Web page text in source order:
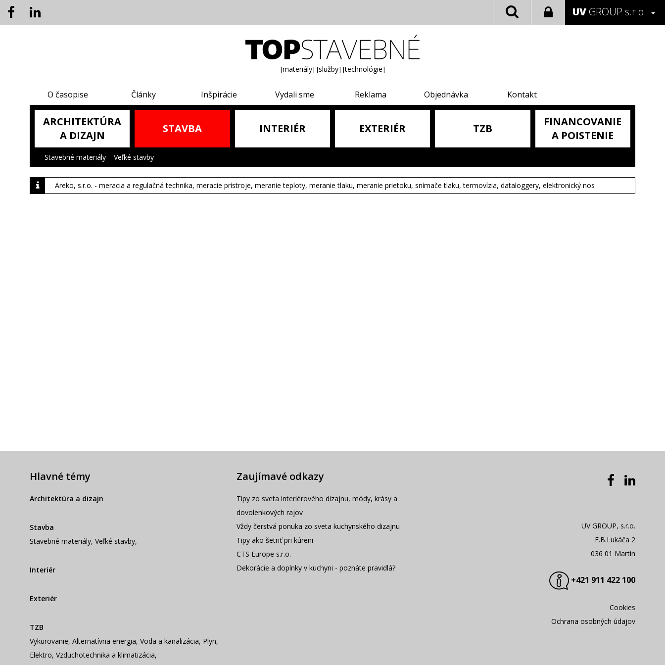
UV GROUP s.r.o.
[materiály] [služby] [technológie]
O časopise Články Inšpirácie Vydali sme Reklama Objednávka Kontakt
ARCHITEKTÚRA
A DIZAJN
STAVBA INTERIÉR EXTERIÉR TZB
FINANCOVANIE
A POISTENIE
Stavebné materiály Veľké stavby
Areko, s.r.o. - meracia a regulačná technika, meracie prístroje, meranie teploty, meranie tlaku, meranie prietoku, snímače tlaku, termovízia, dataloggery, elektronický nos
Hlavné témy
Architektúra a dizajn
Stavba
Stavebné materiály, Veľké stavby,
Interiér
Exteriér
TZB
Vykurovanie, Alternatívna energia, Voda a kanalizácia, Plyn,
Elektro, Vzduchotechnika a klimatizácia,
Zaujímavé odkazy
Tipy zo sveta interiérového dizajnu, módy, krásy a
dovolenkových rajov
Vždy čerstvá ponuka zo sveta kuchynského dizajnu
Tipy ako šetriť pri kúreni
CTS Europe s.r.o.
Dekorácie a doplnky v kuchyni - poznáte pravidlá?
UV GROUP, s.r.o.
E.B.Lukáča 2
036 01 Martin
+421 911 422 100
Cookies
Ochrana osobných údajov